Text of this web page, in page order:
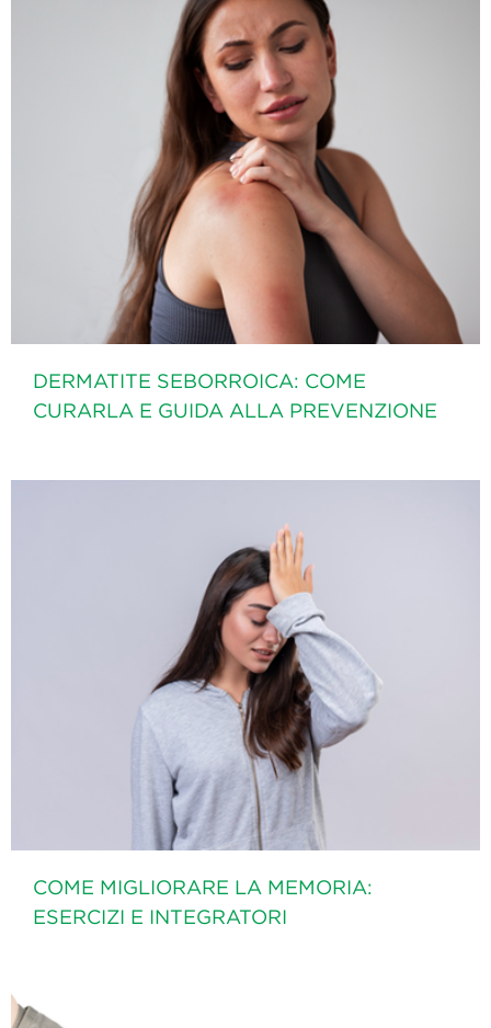
DERMATITE SEBORROICA: COME
CURARLA E GUIDA ALLA PREVENZIONE
COME MIGLIORARE LA MEMORIA:
ESERCIZI E INTEGRATORI